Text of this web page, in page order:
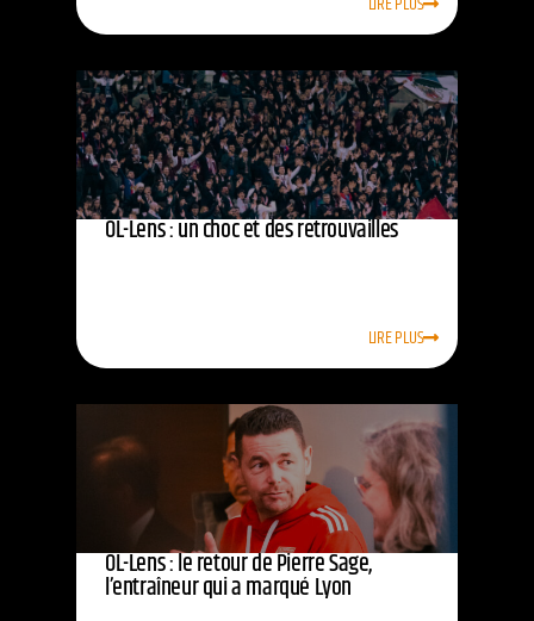
OL-Lens : un choc et des retrouvailles
LIRE PLUS
OL-Lens : le retour de Pierre Sage,
l’entraîneur qui a marqué Lyon